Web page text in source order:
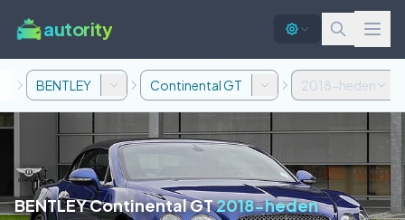
autority
BENTLEY Continental GT 2018-heden
BENTLEY Continental GT2018-heden